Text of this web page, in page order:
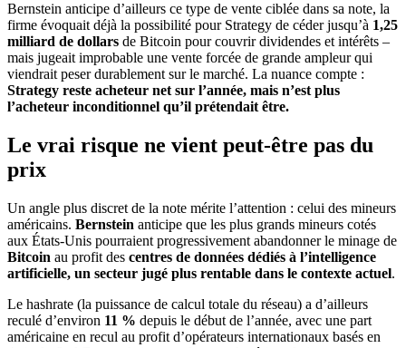
Bernstein anticipe d’ailleurs ce type de vente ciblée dans sa note, la
firme évoquait déjà la possibilité pour Strategy de céder jusqu’à 1,25
milliard de dollars de Bitcoin pour couvrir dividendes et intérêts –
mais jugeait improbable une vente forcée de grande ampleur qui
viendrait peser durablement sur le marché. La nuance compte :
Strategy reste acheteur net sur l’année, mais n’est plus
l’acheteur inconditionnel qu’il prétendait être.
Le vrai risque ne vient peut-être pas du
prix
Un angle plus discret de la note mérite l’attention : celui des mineurs
américains. Bernstein anticipe que les plus grands mineurs cotés
aux États-Unis pourraient progressivement abandonner le minage de
Bitcoin au profit des centres de données dédiés à l’intelligence
artificielle, un secteur jugé plus rentable dans le contexte actuel.
Le hashrate (la puissance de calcul totale du réseau) a d’ailleurs
reculé d’environ 11 % depuis le début de l’année, avec une part
américaine en recul au profit d’opérateurs internationaux basés en